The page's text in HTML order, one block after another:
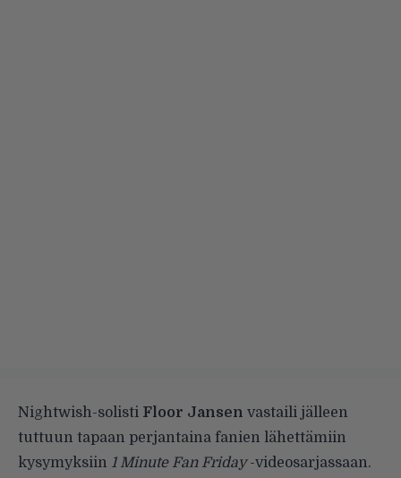
Nightwish-solisti Floor Jansen vastaili jälleen
tuttuun tapaan perjantaina fanien lähettämiin
kysymyksiin 1 Minute Fan Friday-videosarjassaan.